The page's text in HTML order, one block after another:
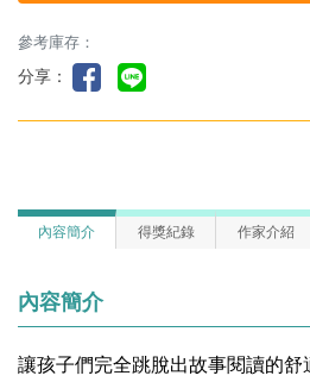
參考庫存：
分享：
內容簡介 得獎紀錄 作家介紹
內容簡介
讓孩子們完全跳脫出故事閱讀的